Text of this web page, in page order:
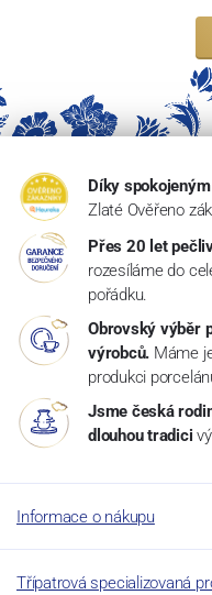
Díky
Zlaté Ověřeno
Přes 20 let
rozesíláme do
pořádku.
Obrovský výběr
výrobců. Máme
produkci
Jsme česká
dlouhou tradici
Informace o nákupu
Třípatrová specializovaná